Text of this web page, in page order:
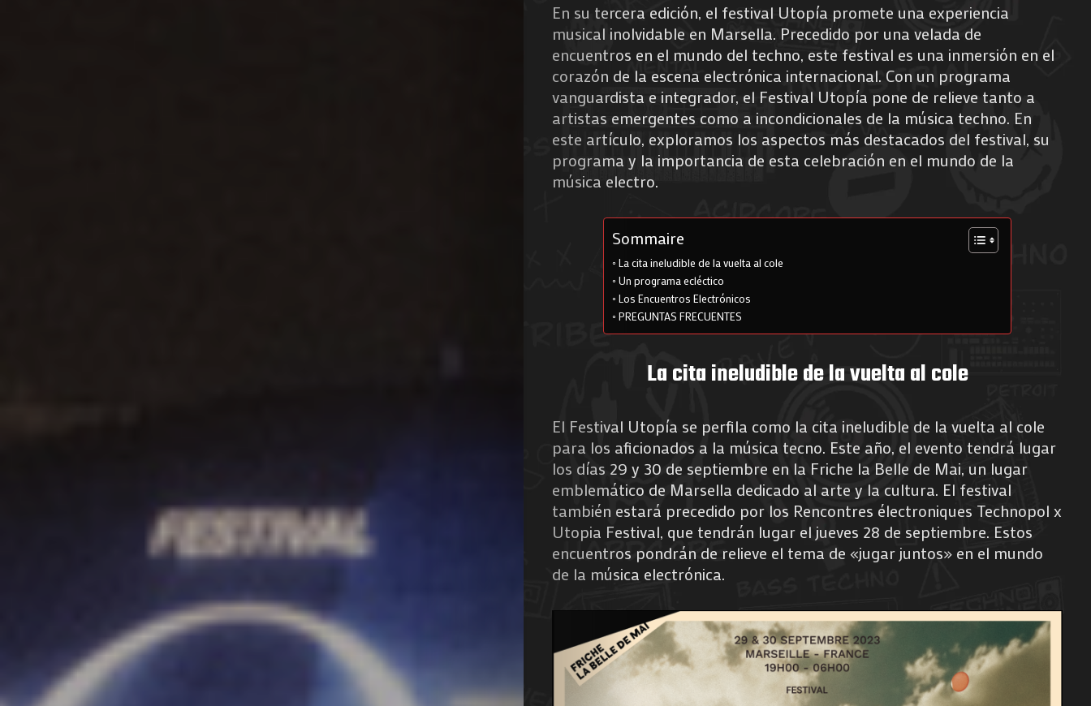
En su tercera edición, el festival Utopía promete una experiencia
musical inolvidable en Marsella. Precedido por una velada de
encuentros en el mundo del techno, este festival es una inmersión en el
corazón de la escena electrónica internacional. Con un programa
vanguardista e integrador, el Festival Utopía pone de relieve tanto a
artistas emergentes como a incondicionales de la música techno. En
este artículo, exploramos los aspectos más destacados del festival, su
programa y la importancia de esta celebración en el mundo de la
música electro.
Sommaire
La cita ineludible de la vuelta al cole
Un programa ecléctico
Los Encuentros Electrónicos
PREGUNTAS FRECUENTES
La cita ineludible de la vuelta al cole
El Festival Utopía se perfila como la cita ineludible de la vuelta al cole
para los aficionados a la música tecno. Este año, el evento tendrá lugar
los días 29 y 30 de septiembre en la Friche la Belle de Mai, un lugar
emblemático de Marsella dedicado al arte y la cultura. El festival
también estará precedido por los Rencontres électroniques Technopol x
Utopia Festival, que tendrán lugar el jueves 28 de septiembre. Estos
encuentros pondrán de relieve el tema de «jugar juntos» en el mundo
de la música electrónica.